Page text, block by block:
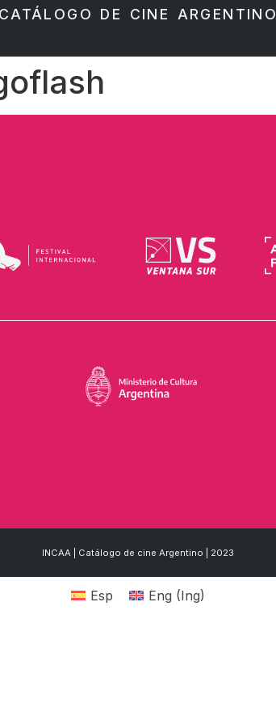
CATÁLOGO DE CINE ARGENTINO
INCAA | Catálogo de cine Argentino | 2023
Esp Eng (Ing)